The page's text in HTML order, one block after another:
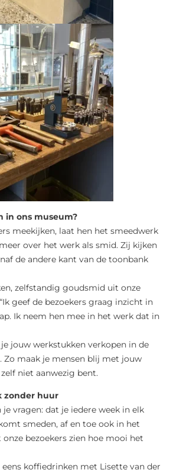
in ons museum?
meekijken, laat hen het smeedwerk
over het werk als smid. Zij kijken
de andere kant van de toonbank
zelfstandig goudsmid uit onze
geef de bezoekers graag inzicht in
Ik neem hen mee in het werk dat in
jouw werkstukken verkopen in de
Zo maak je mensen blij met jouw
niet aanwezig bent.
zonder huur
vragen: dat je iedere week in elk
smeden, af en toe ook in het
onze bezoekers zien hoe mooi het
eens koffiedrinken met Lisette van der